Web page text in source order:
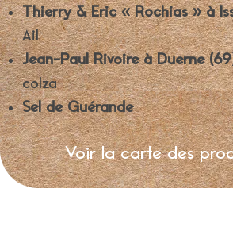
Thierry & Eric « Rochias » à
Ail
Jean-Paul Rivoire à Duerne
colza
Sel de Guérande
Voir la carte des